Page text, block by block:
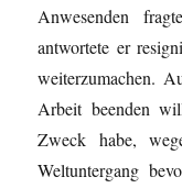
Anwesenden
antwortete er
weiterzumachen.
Arbeit beenden
Zweck habe,
Weltuntergang